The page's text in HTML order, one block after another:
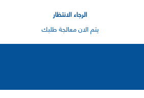
الرجاء الانتظار
يتم الان معالجة طلبك